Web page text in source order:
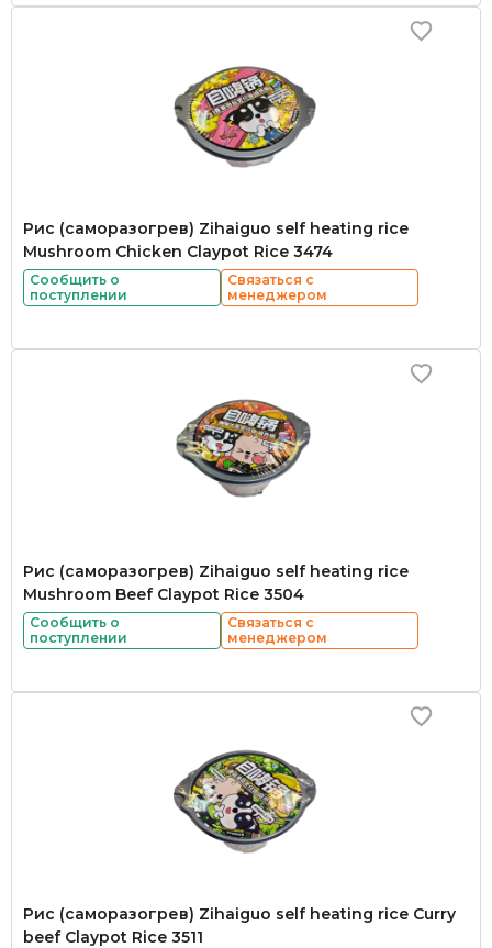
Рис (саморазогрев) Zihaiguo self heating rice
Mushroom Chicken Claypot Rice 3474
Сообщить о
поступлении
Связаться с
менеджером
Рис (саморазогрев) Zihaiguo self heating rice
Mushroom Beef Claypot Rice 3504
Сообщить о
поступлении
Связаться с
менеджером
Рис (саморазогрев) Zihaiguo self heating rice Curry
beef Claypot Rice 3511